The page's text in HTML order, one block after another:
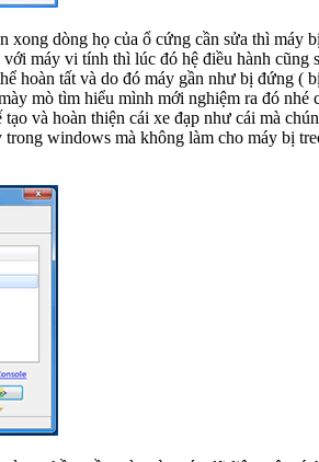
dòng họ của ổ cứng cần sửa thì máy
máy vi tính thì lúc đó hệ điều hành cũng
hoàn tất và do đó máy gần như bị đứng (
mò tìm hiểu mình mới nghiệm ra đó nhé
và hoàn thiện cái xe đạp như cái mà
windows mà không làm cho máy bị